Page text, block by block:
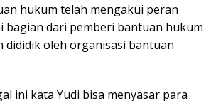
hukum telah mengakui peran
bagian dari pemberi bantuan hukum
dididik oleh organisasi bantuan
ini kata Yudi bisa menyasar para